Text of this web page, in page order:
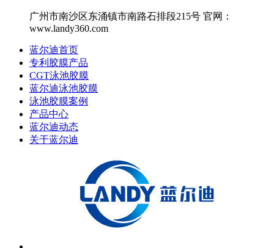
广州市南沙区东涌镇市南路石排段215号 官网：
www.landy360.com
蓝尔迪首页
专利胶膜产品
CGT泳池胶膜
蓝尔迪泳池胶膜
泳池胶膜案例
产品中心
蓝尔迪动态
关于蓝尔迪